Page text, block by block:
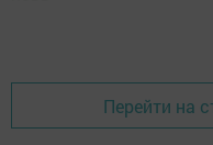
Перейти на